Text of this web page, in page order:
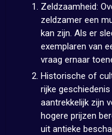
Zeldzaamheid:
zeldzamer een
kan zijn. Als er
exemplaren van
vraag ernaar
Historische of
rijke
aantrekkelijk zijn
hogere prijzen
uit antieke